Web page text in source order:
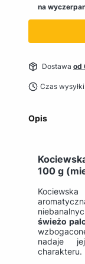
na
Dostawa od
Czas
Opis
100 g
świeżo
nadaje
charakteru.